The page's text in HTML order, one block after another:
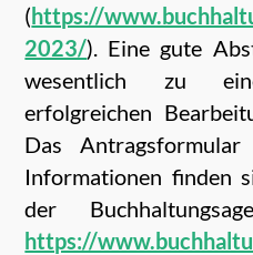
(https://
2023/). Eine gute
wesentlich zu
erfolgreichen
Das
Informationen finden
der
https://